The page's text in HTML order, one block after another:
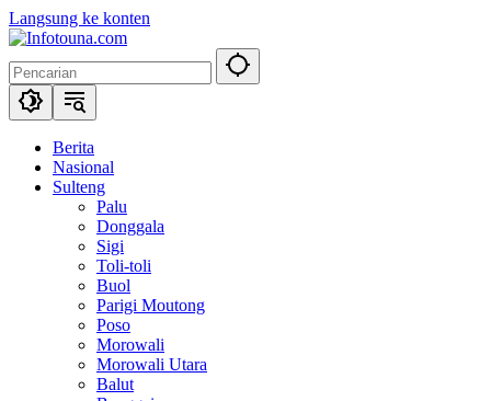
Langsung ke konten
Berita
Nasional
Sulteng
Palu
Donggala
Sigi
Toli-toli
Buol
Parigi Moutong
Poso
Morowali
Morowali Utara
Balut